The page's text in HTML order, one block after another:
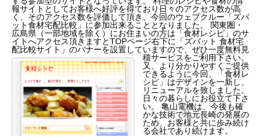
報サイトとしてお客様へ好評を得ており日々のアクセス数が高
く、そのアクセス数を評価して頂き、今回のウェブクルー「ズバ
ット食材宅配比較」に参加出来ることとなりました。 関東圏・
広島県（一部地域を除く）にお住まいの方は「食材レシピ」のサ
イトへアクセス頂きますとTOPページ右下に「ズバット 食材宅
配比較サイト」のバナーを設置していますので、ぜひ一度無料見
積サービスをご利用下さい。
又、より分かりやすくご提供
できるように今回、「食材レ
シピ」はデザインを一新し、
リニューアルを致しました。
日々の暮らしにお役立て下さ
い。 亀山電機は、今後も確
かな技術で地元長崎の発展の
ため、お客様と共に歩み続け
る会社であり続けます。